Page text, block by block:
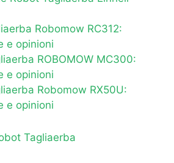
p
p
n
g
er
Robomow RC312:
e opinioni
ROBOMOW MC300:
e opinioni
Robomow RX50U:
e opinioni
Tagliaerba